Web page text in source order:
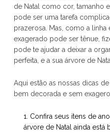
de Natal como cor, tamanho
pode ser uma tarefa
prazerosa. Mas, como a
exagerado pode ser tênue,
pode te ajudar a deixar a
perfeita, e a sua árvore de
Aqui estão as nossas dicas
bem decorada e sem
Confira seus itens de
árvore de Natal ainda está